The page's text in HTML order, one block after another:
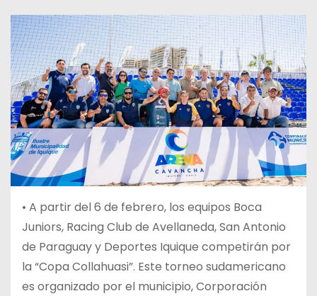
• A partir del 6 de febrero, los equipos Boca
Juniors, Racing Club de Avellaneda, San Antonio
de Paraguay y Deportes Iquique competirán por
la “Copa Collahuasi”. Este torneo sudamericano
es organizado por el municipio, Corporación